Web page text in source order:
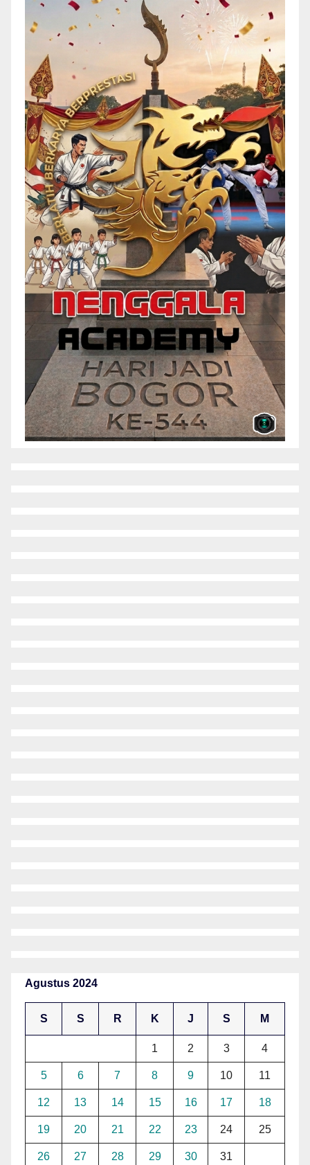
Agustus 2024
S S R K J S M
1 2 3 4
5 6 7 8 9 10 11
12 13 14 15 16 17 18
19 20 21 22 23 24 25
26 27 28 29 30 31